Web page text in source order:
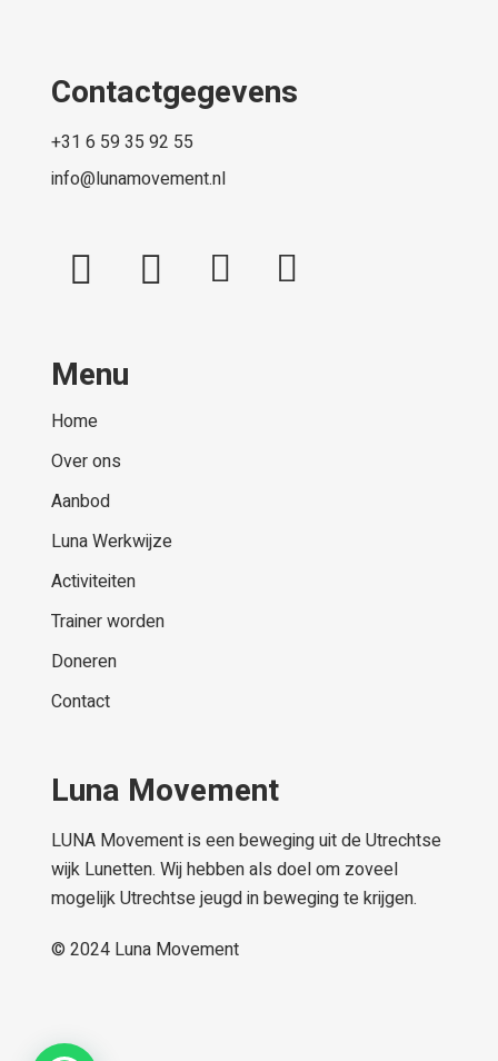
Contactgegevens
+31 6 59 35 92 55
info@lunamovement.nl
Menu
Home
Over ons
Aanbod
Luna Werkwijze
Activiteiten
Trainer worden
Doneren
Contact
Luna Movement
LUNA Movement is een beweging uit de Utrechtse
wijk Lunetten. Wij hebben als doel om zoveel
mogelijk Utrechtse jeugd in beweging te krijgen.
© 2024 Luna Movement